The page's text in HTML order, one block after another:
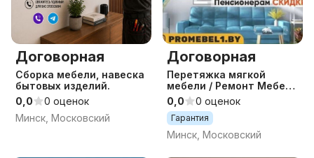
Договорная
Сборка мебели, навеска
бытовых изделий.
0,0
0 оценок
Минск, Московский
Договорная
Перетяжка мягкой
мебели / Ремонт Мебели
/ Обивка Мебели /
Реставрация Мебели /
Диван / Кровать
0,0 0 оценок
Гарантия
Минск, Московский